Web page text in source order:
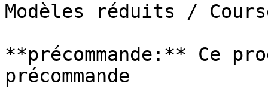
Modèles réduits /
**précommande:** Ce
précommande